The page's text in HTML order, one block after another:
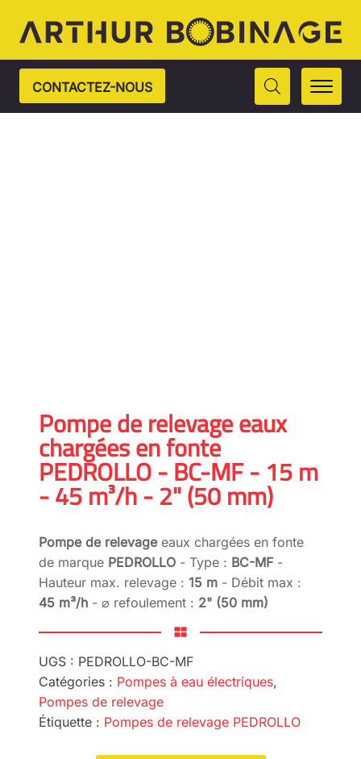
CONTACTEZ-NOUS
Pompe de relevage eaux
chargées en fonte
PEDROLLO - BC-MF - 15 m
- 45 m³/h - 2" (50 mm)
Pompe de relevageeaux chargées en fonte
de marque PEDROLLO - Type : BC-MF -
Hauteur max. relevage : 15 m - Débit max :
45 m³/h - ⌀ refoulement : 2" (50 mm)
UGS : PEDROLLO-BC-MF
Catégories : Pompes à eau électriques,
Pompes de relevage
Étiquette : Pompes de relevage PEDROLLO